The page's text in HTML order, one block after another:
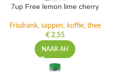
7up Free lemon lime cherry
Frisdrank, sappen, koffie, thee
€2,55
NAAR AH